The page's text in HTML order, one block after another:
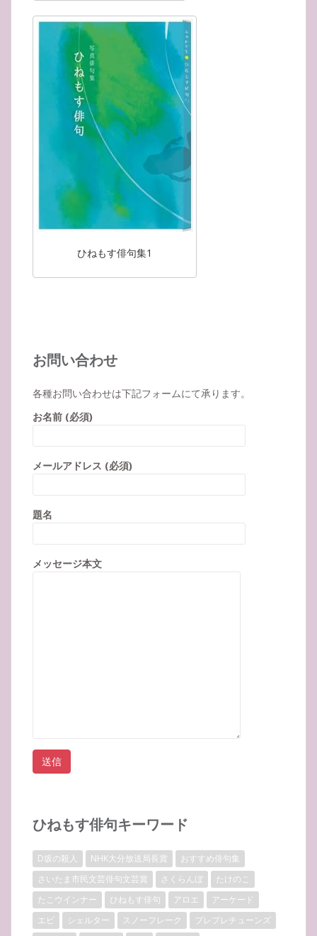
ひねもす俳句集1
お問い合わせ
各種お問い合わせは下記フォームにて承ります。
お名前 (必須)
メールアドレス (必須)
題名
メッセージ本文
ひねもす俳句キーワード
D坂の殺人 NHK大分放送局長賞
おすすめ俳句集
さいたま市民文芸俳句文芸賞
さくらんぼ
たけのこ
たこウインナー
ひねもす俳句 アロエ
アーケード
エビ
シェルター スノーフレーク
プレプレチューンズ